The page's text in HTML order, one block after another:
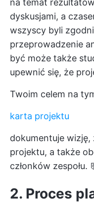
na temat
dyskusjami, a
wszyscy byli
przeprowadzenie
być może także
upewnić się, że
Twoim celem na
karta projektu
dokumentuje
projektu, a także
członków zespołu.
2. Proces